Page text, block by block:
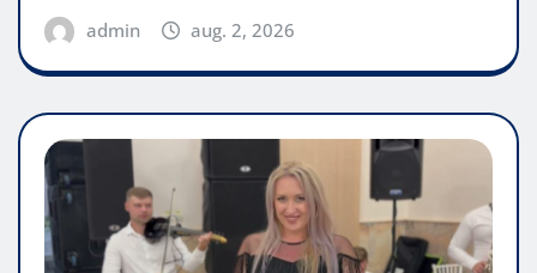
admin aug. 2, 2026